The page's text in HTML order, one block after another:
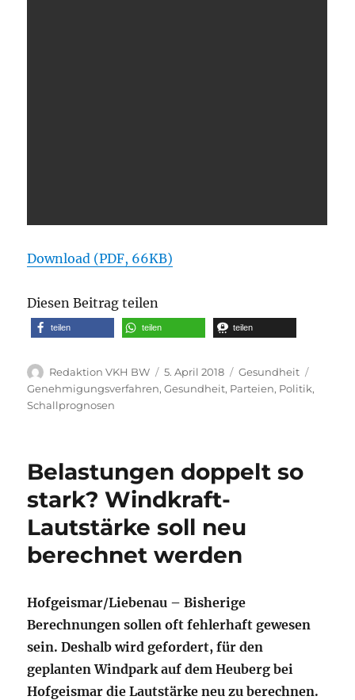
Download (PDF, 66KB)
Diesen Beitrag teilen
teilen teilen teilen
Autor
Redaktion VKH BW
Veröffentlicht
am
5. April 2018 Kategorien
Gesundheit
Genehmigungsverfahren,Gesundheit, Parteien, Politik,
Schallprognosen
Belastungen doppelt so
stark? Windkraft-
Lautstärke soll neu
berechnet werden
Hofgeismar/Liebenau – Bisherige
Berechnungen sollen oft fehlerhaft gewesen
sein. Deshalb wird gefordert, für den
geplanten Windpark auf dem Heuberg bei
Hofgeismar die Lautstärke neu zu berechnen.